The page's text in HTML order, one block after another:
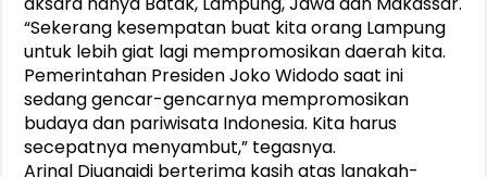
“Sekerang kesempatan buat kita orang Lampung
untuk lebih giat lagi mempromosikan daerah kita.
Pemerintahan Presiden Joko Widodo saat ini
sedang gencar-gencarnya mempromosikan
budaya dan pariwisata Indonesia. Kita harus
secepatnya menyambut,” tegasnya.
Arinal Djuanaidi berterima kasih atas langkah-